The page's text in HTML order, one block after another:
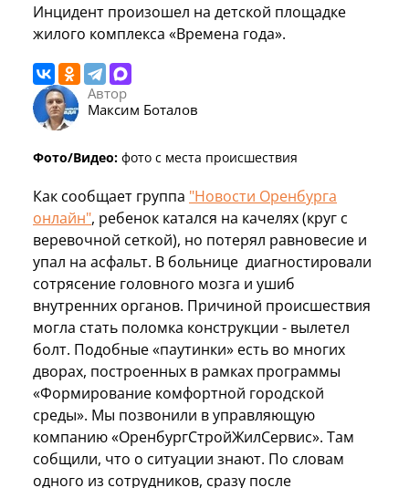
Инцидент произошел на детской площадке
жилого комплекса «Времена года».
Автор
Максим Боталов
Фото/Видео: фото с места происшествия
Как сообщает группа "Новости Оренбурга
онлайн", ребенок катался на качелях (круг с
веревочной сеткой), но потерял равновесие и
упал на асфальт. В больнице диагностировали
сотрясение головного мозга и ушиб
внутренних органов. Причиной происшествия
могла стать поломка конструкции - вылетел
болт. Подобные «паутинки» есть во многих
дворах, построенных в рамках программы
«Формирование комфортной городской
среды». Мы позвонили в управляющую
компанию «ОренбургСтройЖилСервис». Там
собщили, что о ситуации знают. По словам
одного из сотрудников, сразу после